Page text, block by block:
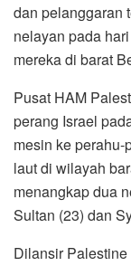
dan pelanggaran
nelayan pada
mereka di barat
Pusat HAM
perang Israel
mesin ke
laut di wilayah
menangkap dua
Sultan (23) dan
Dilansir